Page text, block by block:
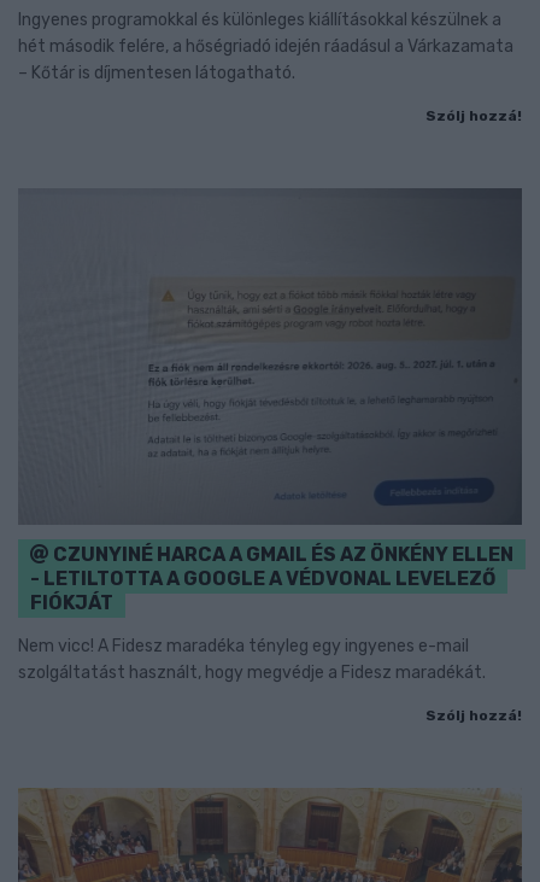
Ingyenes programokkal és különleges kiállításokkal készülnek a
hét második felére, a hőségriadó idején ráadásul a Várkazamata
– Kőtár is díjmentesen látogatható.
Szólj hozzá!
CZUNYINÉ HARCA A GMAIL ÉS AZ ÖNKÉNY ELLEN
- LETILTOTTA A GOOGLE A VÉDVONAL LEVELEZŐ
FIÓKJÁT
Nem vicc! A Fidesz maradéka tényleg egy ingyenes e-mail
szolgáltatást használt, hogy megvédje a Fidesz maradékát.
Szólj hozzá!